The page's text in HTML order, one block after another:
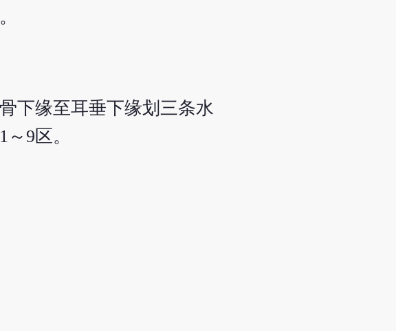
下缘至耳垂下缘划三条水
9区。